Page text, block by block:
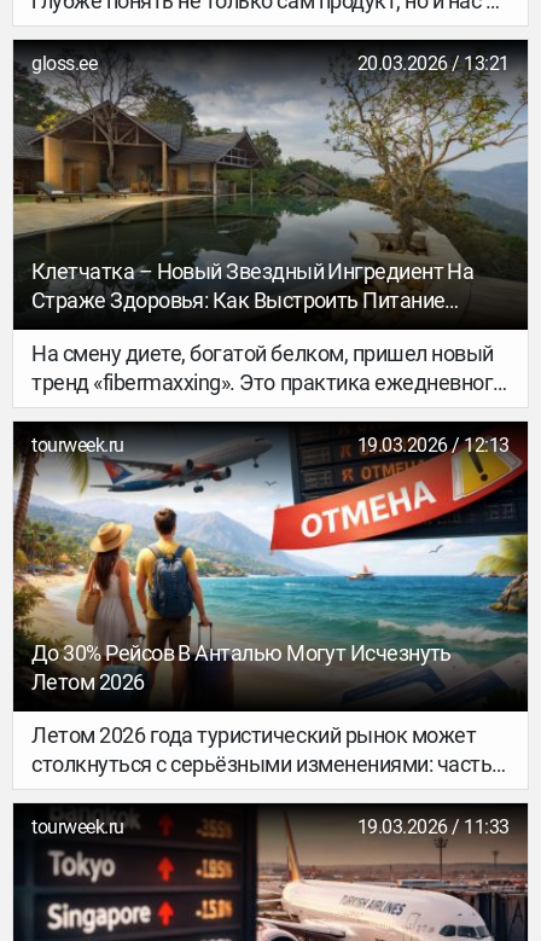
характер, привычки и принципы команды 211.
gloss.ee 20.03.2026 / 13:21
Клетчатка – Новый Звездный Ингредиент На
Страже Здоровья: Как Выстроить Питание
Правильно В Центре Натуропатии И Йоги
На смену диете, богатой белком, пришел новый
тренд «fibermaxxing». Это практика ежедневного
потребления клетчатки с постепенным
увеличением дозы с 5 до 35 граммов в день для
улучшения здоровья кишечника, чувства
сытости и правильного обмена веществ. В
соцсетях вирусятся рецепты овсянки,
приготовленной с вечера, пудингов из чиа и
блюд с бобовыми – пользователи делятся
креативными способами «максимизировать»
ежедневное потребление клетчатки, часто
стремясь значительно превысить
рекомендованную норму в 25 граммов в день
(по данным американского кардиологической
ассоциации, средний уровень потребления у
взрослых и детей не превышает 14 граммов).
tourweek.ru 19.03.2026 / 12:13
До 30% Рейсов В Анталью Могут Исчезнуть
Летом 2026
Летом 2026 года туристический рынок может
столкнуться с серьёзными изменениями: часть
рейсов в главный курорт Турции — Анталью —
может исчезнуть. Причина связана с
возможными ограничениями для одной из
крупнейших чартерных авиакомпаний России —
AZUR air.
tourweek.ru 19.03.2026 / 11:33